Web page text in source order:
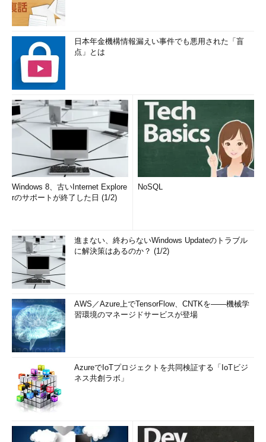
日本年金機構情報漏えい事件でも悪用された「盲
点」とは
Windows 8、古いInternet Explore
rのサポートが終了した日 (1/2)
NoSQL
進まない、終わらないWindows Updateのトラブル
に解決策はあるのか？ (1/2)
AWS／Azure上でTensorFlow、CNTKを――機械学
習環境のマネージドサービスが登場
AzureでIoTプロジェクトを共同検証する「IoTビジ
ネス共創ラボ」